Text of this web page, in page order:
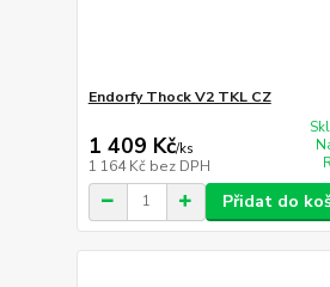
Endorfy Thock V2 TKL CZ
1 409 Kč/ks
1 164 Kč bez DPH
Přidat do